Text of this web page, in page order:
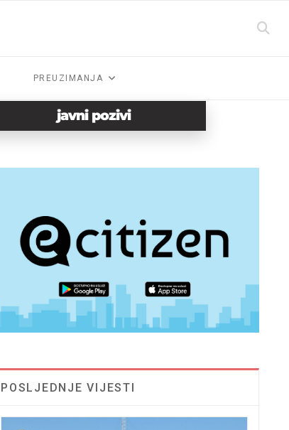
PREUZIMANJA
javni pozivi
POSLJEDNJE VIJESTI